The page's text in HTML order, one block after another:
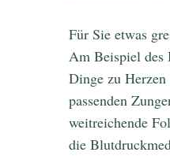
Für Sie etwas
Am Beispiel des
Dinge zu
passenden
weitreichende
die